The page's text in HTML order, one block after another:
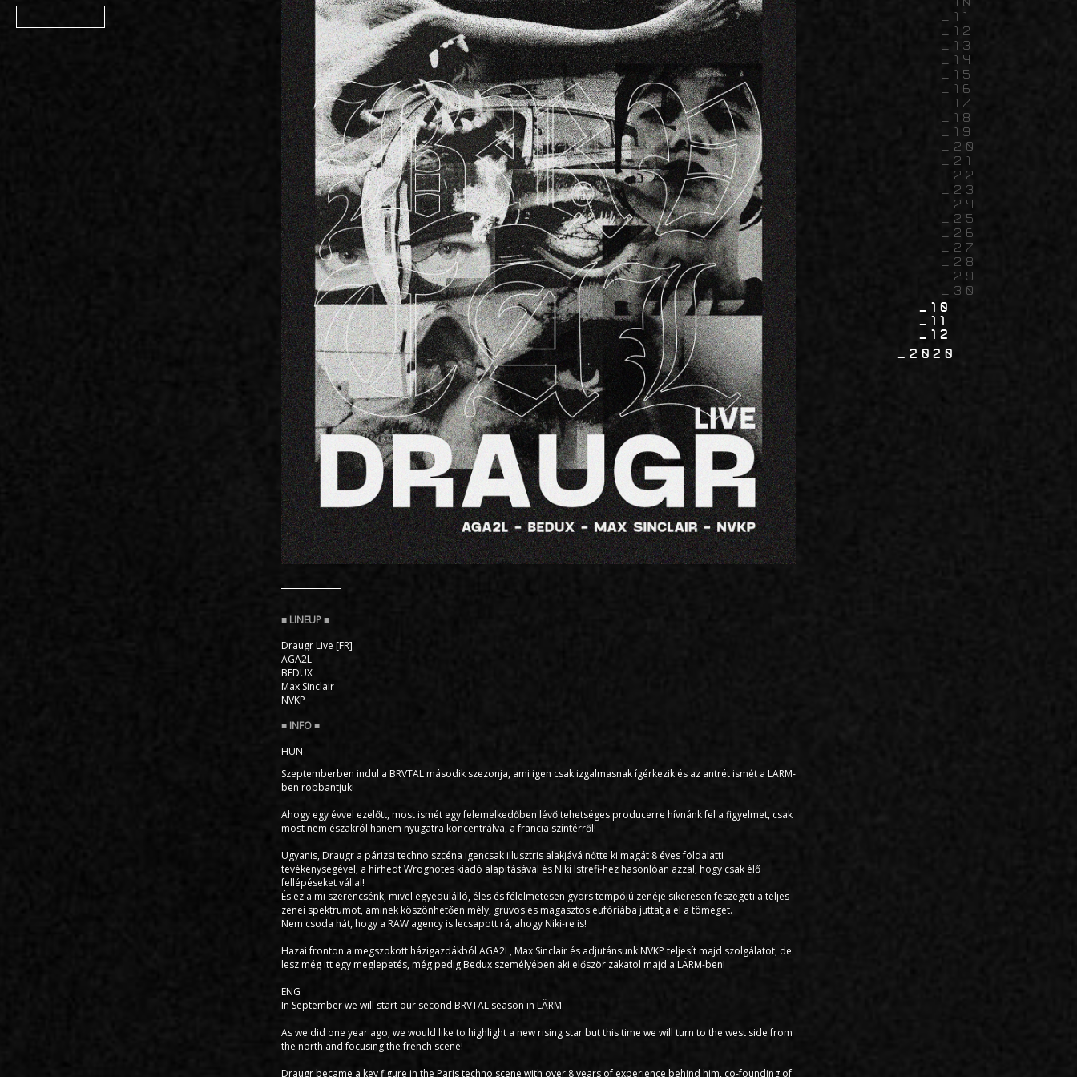
Draugr Live [FR]
AGA2L
BEDUX
Max Sinclair
NVKP
HUN
Szeptemberben indul a BRVTAL második szezonja, ami igen csak izgalmasnak ígérkezik és az antrét ismét a LÄRM-
ben robbantjuk!
Ahogy egy évvel ezelőtt, most ismét egy felemelkedőben lévő tehetséges producerre hívnánk fel a figyelmet, csak
most nem északról hanem nyugatra koncentrálva, a francia színtérről!
Ugyanis, Draugr a párizsi techno szcéna igencsak illusztris alakjává nőtte ki magát 8 éves földalatti
tevékenységével, a hírhedt Wrognotes kiadó alapításával és Niki Istrefi-hez hasonlóan azzal, hogy csak élő
fellépéseket vállal!
És ez a mi szerencsénk, mivel egyedülálló, éles és félelmetesen gyors tempójú zenéje sikeresen feszegeti a teljes
zenei spektrumot, aminek köszönhetően mély, grúvos és magasztos eufóriába juttatja el a tömeget.
Nem csoda hát, hogy a RAW agency is lecsapott rá, ahogy Niki-re is!
Hazai fronton a megszokott házigazdákból AGA2L, Max Sinclair és adjutánsunk NVKP teljesít majd szolgálatot, de
lesz még itt egy meglepetés, még pedig Bedux személyében aki először zakatol majd a LÄRM-ben!
ENG
In September we will start our second BRVTAL season in LÄRM.
As we did one year ago, we would like to highlight a new rising star but this time we will turn to the west side from
the north and focusing the french scene!
Draugr became a key figure in the Paris techno scene with over 8 years of experience behind him, co-founding of
11
12
13
14
15
16
17
18
19
20
21
22
23
24
25
26
27
28
29
30
10
11
12
2020